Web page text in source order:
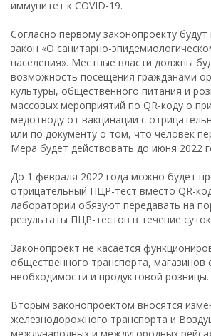
иммунитет к COVID-19.
Согласно первому законопроекту
закон «О санитарно-
населения». Местные власти должны
возможность посещения гражданами
культуры, общественного питания и
массовых мероприятий по QR-коду о
медотводу от вакцинации с
или по документу о том, что человек
Мера будет действовать до июня 2022
До 1 февраля 2022 года можно будет
отрицательный ПЦР-тест вместо QR-
лаборатории обязуют передавать на
результаты ПЦР-тестов в течение
Законопроект не касается
общественного транспорта, магазинов
необходимости и продуктовой розницы.
Вторым законопроектом вносятся
железнодорожного транспорта и